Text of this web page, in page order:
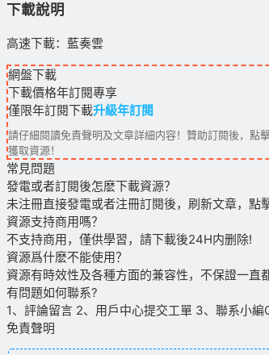
下載說明
高速下載：藍奏雲
網盤下載
下載價格年訂閱專享
僅限年訂閱下載升級年訂閱
請仔細閱讀免責聲明及文章詳細内容！贊助訂閱後，點
獲取資源！
常見問題
發電或者訂閱後怎麽下載資源？
未注冊直接發電或者注冊訂閱後，刷新文章，點
資源支持商用嗎？
不支持商用，僅供學習，請下載後24H内删除!
資源爲什麽不能使用？
資源有時效性及各種方面的兼容性，不保證一直
有問題如何聯系?
1、評論留言 2、用戶中心提交工單 3、聯系小
免責聲明